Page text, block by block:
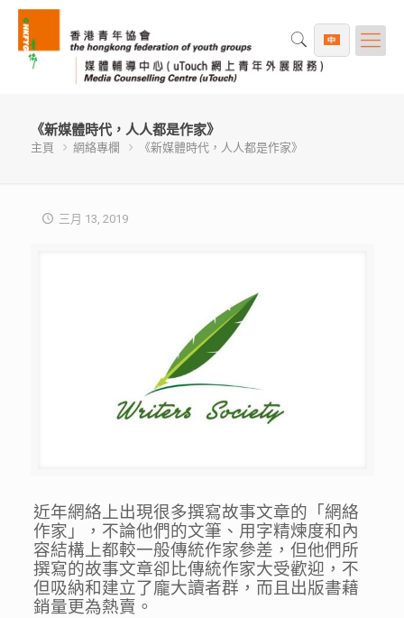
《新媒體時代，人人都是作家》
主頁 網絡專欄 《新媒體時代，人人都是作家》
三月 13, 2019
近年網絡上出現很多撰寫故事文章的「網絡
作家」，不論他們的文筆、用字精煉度和內
容結構上都較一般傳統作家參差，但他們所
撰寫的故事文章卻比傳統作家大受歡迎，不
但吸納和建立了龐大讀者群，而且出版書藉
銷量更為熱賣。